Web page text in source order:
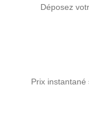
Déposez
Prix